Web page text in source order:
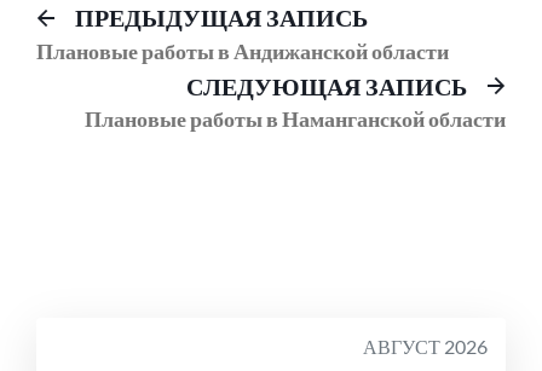
Навигация
по
записям
ПРЕДЫДУЩАЯ ЗАПИСЬПредыдущий
пост:
Плановые работы в Андижанской области
СЛЕДУЮЩАЯ ЗАПИСЬ
Плановые работы в Наманганской области
АВГУСТ 2026